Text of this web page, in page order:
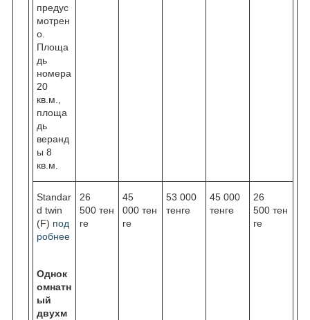
предус
мотрен
о.
Площа
дь
номера
20
кв.м.,
площа
дь
веранд
ы 8
кв.м.
Standar
d twin
(F) под
робнее
Однок
омнатн
ый
двухм
26
500 тен
ге
45
000 тен
ге
53 000
тенге
45 000
тенге
26
500 тен
ге